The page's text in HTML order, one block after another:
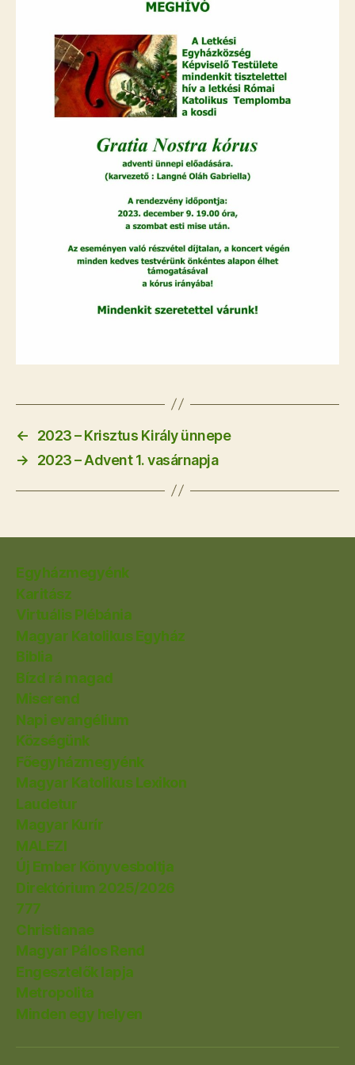
←
2023 – Krisztus Király ünnepe
→
2023 – Advent 1. vasárnapja
Egyházmegyénk
Karitász
Virtuális Plébánia
Magyar Katolikus Egyház
Biblia
Bízd rá magad
Miserend
Napi evangélium
Községünk
Főegyházmegyénk
Magyar Katolikus Lexikon
Laudetur
Magyar Kurír
MALEZI
Új Ember Könyvesboltja
Direktórium 2025/2026
777
Christianae
Magyar Pálos Rend
Engesztelők lapja
Metropolita
Minden egy helyen